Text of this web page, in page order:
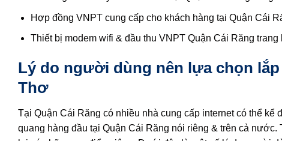
Hợp đồng VNPT cung cấp cho khách hàng tại Quận Cái
Thiết bị modem wifi & đầu thu VNPT Quận Cái Răng
Lý do người dùng nên lựa chọn lắp
Thơ
Tại Quận Cái Răng có nhiều nhà cung cấp internet có thể
quang hàng đầu tại Quận Cái Răng nói riêng & trên cả